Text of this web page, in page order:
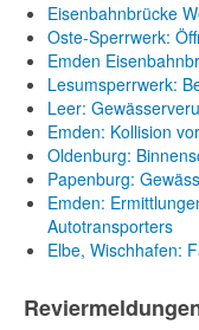
Eisenbahnbrücke
Oste-Sperrwerk:
Emden
Lesumsperrwerk:
Leer:
Emden: Kollision
Oldenburg:
Papenburg:
Emden:
Autotransporters
Elbe, Wischhafen: